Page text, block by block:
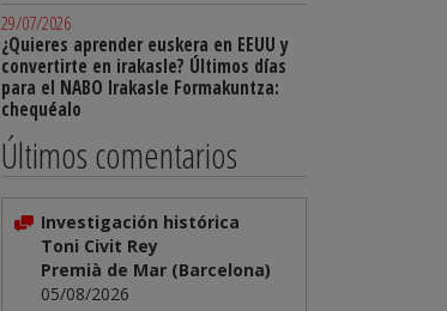
29/07/2026
¿Quieres aprender euskera en EEUU y
convertirte en irakasle? Últimos días
para el NABO Irakasle Formakuntza:
chequéalo
Últimos comentarios
Investigación histórica
Toni Civit Rey
Premià de Mar (Barcelona)
05/08/2026